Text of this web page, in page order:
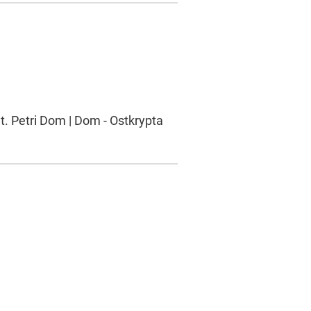
Petri Dom | Dom - Ostkrypta